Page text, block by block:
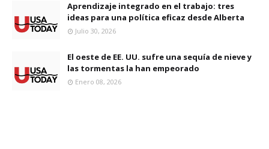
Aprendizaje integrado en el trabajo: tres
ideas para una política eficaz desde Alberta
Julio 30, 2026
El oeste de EE. UU. sufre una sequía de nieve y
las tormentas la han empeorado
Enero 08, 2026